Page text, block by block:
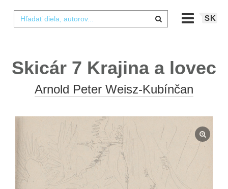
SK
Skicár 7 Krajina a lovec
Arnold Peter Weisz-Kubínčan